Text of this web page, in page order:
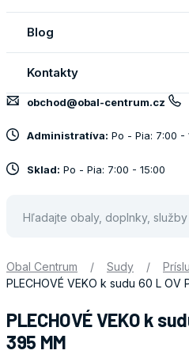
Blog
Kontakty
obchod@obal-centrum.cz
Administratíva: Po - Pia: 7:00 -
Sklad: Po - Pia: 7:00 - 15:00
Obal Centrum / Sudy /
PLECHOVÉ VEKO k sudu 60 L OV
PLECHOVÉ VEKO k
395 MM